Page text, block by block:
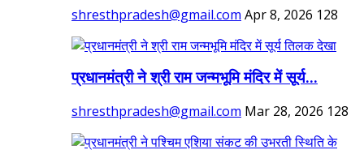
shresthpradesh@gmail.com Apr 8, 2026 128
प्रधानमंत्री ने श्री राम जन्मभूमि मंदिर में सूर्य...
shresthpradesh@gmail.com Mar 28, 2026 128